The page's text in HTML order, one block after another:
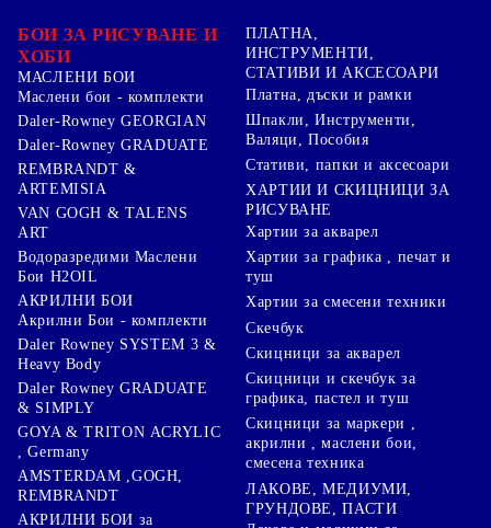
БОИ ЗА РИСУВАНЕ И
ХОБИ
МАСЛЕНИ БОИ
Маслени бои - комплекти
Daler-Rowney GEORGIAN
Daler-Rowney GRADUATE
REMBRANDT &
ARTEMISIA
VAN GOGH & TALENS
ART
Водоразредими Маслени
Бои H2OIL
АКРИЛНИ БОИ
Акрилни Бои - комплекти
Daler Rowney SYSTEM 3 &
Heavy Body
Daler Rowney GRADUATE
& SIMPLY
GOYA & TRITON АCRYLIC
, Germany
AMSTERDAM ,GOGH,
REMBRANDT
АКРИЛНИ БОИ за
ПЛАТНА,
ИНСТРУМЕНТИ,
СТАТИВИ И АКСЕСОАРИ
Платна, дъски и рамки
Шпакли, Инструменти,
Валяци, Пособия
Стативи, папки и аксесоари
ХАРТИИ И СКИЦНИЦИ ЗА
РИСУВАНЕ
Хартии за акварел
Хартии за графика , печат и
туш
Хартии за смесени техники
Скечбук
Скицници за акварел
Скицници и скечбук за
графика, пастел и туш
Скицници за маркери ,
акрилни , маслени бои,
смесена техника
ЛАКОВЕ, МЕДИУМИ,
ГРУНДОВЕ, ПАСТИ